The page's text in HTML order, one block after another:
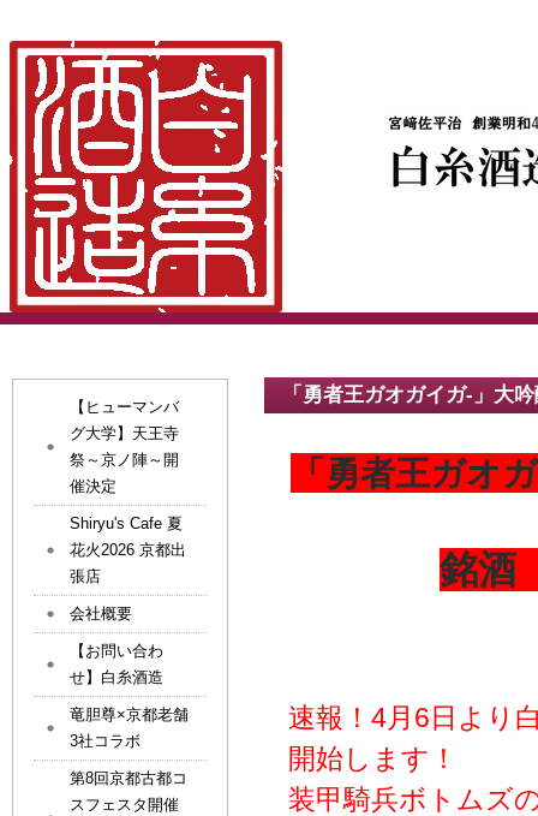
「勇者王ガオガイガ-」大
「勇者王ガオ
銘酒
速報！4月6日より
開始します！
装甲騎兵ボトムズ
【ヒューマンバ
グ大学】天王寺
祭～京ノ陣～開
催決定
Shiryu's Cafe 夏
花火2026 京都出
張店
会社概要
【お問い合わ
せ】白糸酒造
竜胆尊×京都老舗
3社コラボ
第8回京都古都コ
スフェスタ開催